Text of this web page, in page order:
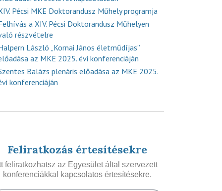
Pécsi MKE Doktorandusz Műhely programja
a XIV. Pécsi Doktorandusz Műhelyen
részvételre
László „Kornai János életműdíjas”
az MKE 2025. évi konferenciáján
Balázs plenáris előadása az MKE 2025.
konferenciáján
Feliratkozás értesítésekre
feliratkozhatsz az Egyesület által szervezett
konferenciákkal kapcsolatos értesítésekre.